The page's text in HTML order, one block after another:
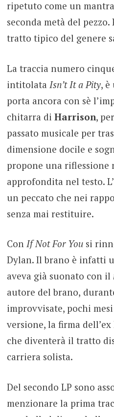
ripetuto come un
seconda metà del
tratto tipico del genere
La traccia numero
intitolata Isn’t It a Pity, è
porta ancora con sè
chitarra di Harrison,
passato musicale per
dimensione docile e
propone una riflessione
approfondita nel testo.
un peccato che nei
senza mai restituire.
Con If Not For You si
Dylan. Il brano è infatti
aveva già suonato con il
autore del brano,
improvvisate, pochi
versione, la firma
che diventerà il tratto
carriera solista.
Del secondo LP sono
menzionare la prima